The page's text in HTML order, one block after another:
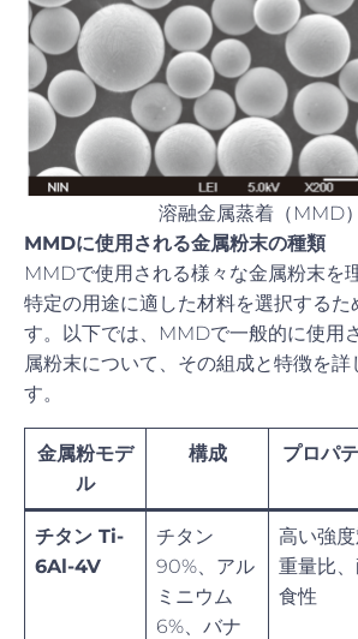
溶融金属蒸着（MMD
MMDに使用される金属粉末の種類
MMDで使用される様々な金属粉末を
特定の用途に適した材料を選択するた
す。以下では、MMDで一般的に使用
属粉末について、その組成と特徴を詳
す。
金属粉モデ
ル
構成 プロパ
チタン Ti-
6Al-4V
チタン
90%、アル
ミニウム
6%、バナ
高い強
重量比
食性